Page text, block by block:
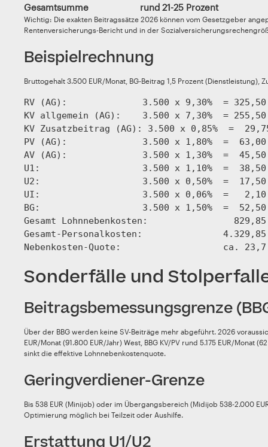
Gesamtsumme
rund 21-25 Prozent
Wichtig: Die exakten Beitragssätze 2026 können vom Gesetzgeber
Rentenversicherungs-Bericht und in der
Beispielrechnung
Bruttogehalt 3.500 EUR/Monat, BG-Beitrag 1,5 Prozent (Dienstleistung),
RV (AG):              3.500 x 9,30%  = 325,50
KV allgemein (AG):    3.500 x 7,30%  = 255,50
KV Zusatzbeitrag (AG): 3.500 x 0,85%  =
PV (AG):              3.500 x 1,80%  =  63,00
AV (AG):              3.500 x 1,30%  =  45,50
U1:                   3.500 x 1,10%  =  38,50
U2:                   3.500 x 0,50%  =  17,50
UI:                   3.500 x 0,06%  =   2,10
BG:                   3.500 x 1,50%  =  52,50
Gesamt Lohnnebenkosten:                829,85
Gesamt-Personalkosten:               4.329,85
Sonderfälle und
Beitragsbemessungsgrenze
Über der BBG werden keine SV-Beiträge mehr abgeführt. 2026
EUR/Monat (91.800 EUR/Jahr) West, BBG KV/PV rund 5.175 EUR/Monat
sinkt die effektive Lohnnebenkostenquote.
Geringverdiener-Grenze
Bis 538 EUR (Minijob) oder im Übergangsbereich (Midijob 538-2.000
Optimierung möglich bei Teilzeit oder Aushilfe.
Erstattung U1/U2